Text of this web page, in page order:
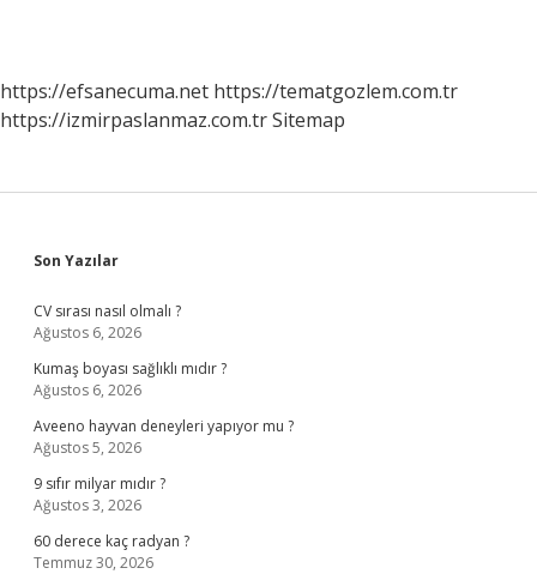
https://efsanecuma.net https://tematgozlem.com.tr
https://izmirpaslanmaz.com.trSitemap
Sidebar
Son Yazılar
CV sırası nasıl olmalı ?
Ağustos 6, 2026
Kumaş boyası sağlıklı mıdır ?
Ağustos 6, 2026
Aveeno hayvan deneyleri yapıyor mu ?
Ağustos 5, 2026
9 sıfır milyar mıdır ?
Ağustos 3, 2026
60 derece kaç radyan ?
Temmuz 30, 2026